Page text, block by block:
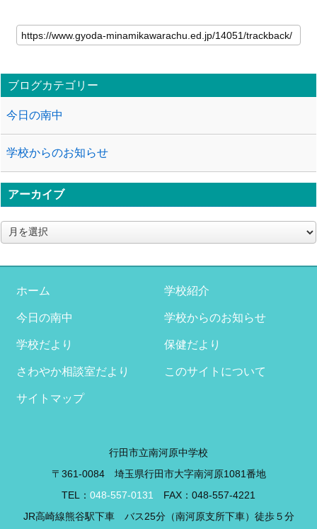
ブログカテゴリー
今日の南中
学校からのお知らせ
アーカイブ
ア
ー
イ
ホーム 学校紹介
今日の南中 学校からのお知らせ
学校だより 保健だより
さわやか相談室だより このサイトについて
サイトマップ
行田市立南河原中学校
〒361-0084 埼玉県行田市大字南河原1081番地
TEL： 048-557-0131
FAX：048-557-4221
JR高崎線熊谷駅下車 バス25分（南河原支所下車）徒歩５分